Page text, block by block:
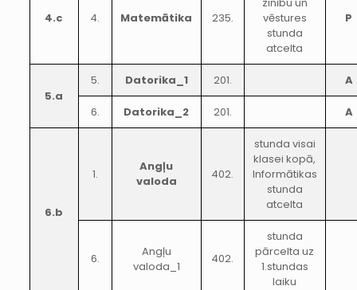
4.c 4. Matemātika 235.
vēstures
stunda
atcelta
P
5.a
5. Datorika_1 201. A
6. Datorika_2 201. A
6.b
1.
Angļu
valoda
402.
stunda visai
klasei kopā,
Informātikas
stunda
atcelta
6.
Angļu
valoda_1
402.
stunda
pārcelta uz
1.stundas
laiku